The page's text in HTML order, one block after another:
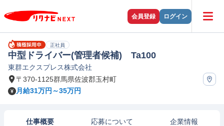
会員登録 ログイン
正社員
中型ドライバー(管理者候補) Ta100
東群エクスプレス株式会社
〒370-1125群馬県佐波郡玉村町
月給31万円～35万円
仕事概要 応募について 企業情報